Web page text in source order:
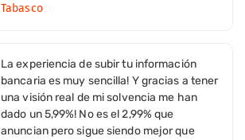
Tabasco
La experiencia de subir tu información
bancaria es muy sencilla! Y gracias a tener
una visión real de mi solvencia me han
dado un 5,99%! No es el 2,99% que
anuncian pero sigue siendo mejor que